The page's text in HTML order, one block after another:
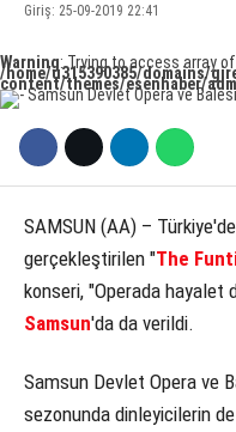
SAĞLIK
KÜLTÜR SANAT
SERVISLER
Giriş: 25-09-2019 22:41
Warning: Trying to access array
/home/u315390385/domains/
content/themes/esenhaber/
SAMSUN (AA) –
gerçekleştirilen "The
konseri, "Operada hayalet
Samsun'da da verildi.
Samsun Devlet Opera ve
sezonunda dinleyicilerin